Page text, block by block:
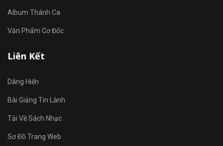
Album Thánh Ca
Văn Phẩm Cơ Đốc
Liên Kết
Dâng Hiến
Bài Giảng Tin Lành
Tải Về Sách Nhạc
Sơ Đồ Trang Web